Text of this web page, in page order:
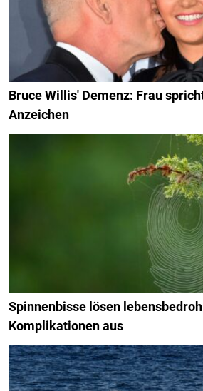
Bruce Willis' Demenz: Frau
Anzeichen
Spinnenbisse lösen
Komplikationen aus